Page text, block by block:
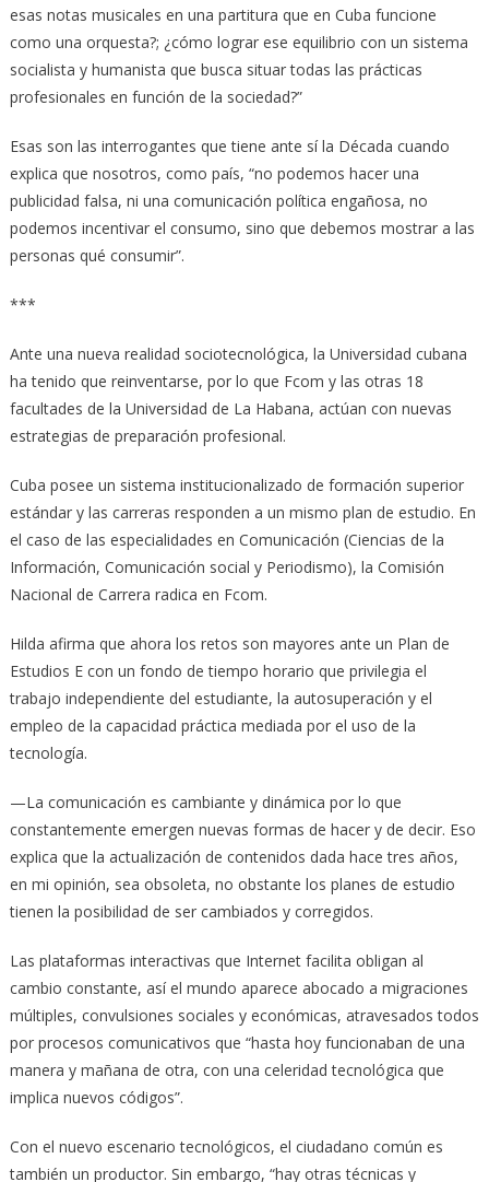
esas notas musicales en una partitura que en Cuba funcione
como una orquesta?; ¿cómo lograr ese equilibrio con un sistema
socialista y humanista que busca situar todas las prácticas
profesionales en función de la sociedad?”
Esas son las interrogantes que tiene ante sí la Década cuando
explica que nosotros, como país, “no podemos hacer una
publicidad falsa, ni una comunicación política engañosa, no
podemos incentivar el consumo, sino que debemos mostrar a las
personas qué consumir”.
***
Ante una nueva realidad sociotecnológica, la Universidad cubana
ha tenido que reinventarse, por lo que Fcom y las otras 18
facultades de la Universidad de La Habana, actúan con nuevas
estrategias de preparación profesional.
Cuba posee un sistema institucionalizado de formación superior
estándar y las carreras responden a un mismo plan de estudio. En
el caso de las especialidades en Comunicación (Ciencias de la
Información, Comunicación social y Periodismo), la Comisión
Nacional de Carrera radica en Fcom.
Hilda afirma que ahora los retos son mayores ante un Plan de
Estudios E con un fondo de tiempo horario que privilegia el
trabajo independiente del estudiante, la autosuperación y el
empleo de la capacidad práctica mediada por el uso de la
tecnología.
—La comunicación es cambiante y dinámica por lo que
constantemente emergen nuevas formas de hacer y de decir. Eso
explica que la actualización de contenidos dada hace tres años,
en mi opinión, sea obsoleta, no obstante los planes de estudio
tienen la posibilidad de ser cambiados y corregidos.
Las plataformas interactivas que Internet facilita obligan al
cambio constante, así el mundo aparece abocado a migraciones
múltiples, convulsiones sociales y económicas, atravesados todos
por procesos comunicativos que “hasta hoy funcionaban de una
manera y mañana de otra, con una celeridad tecnológica que
implica nuevos códigos”.
Con el nuevo escenario tecnológicos, el ciudadano común es
también un productor. Sin embargo, “hay otras técnicas y